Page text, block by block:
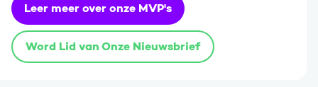
Leer meer over onze MVP's
Word Lid van Onze Nieuwsbrief